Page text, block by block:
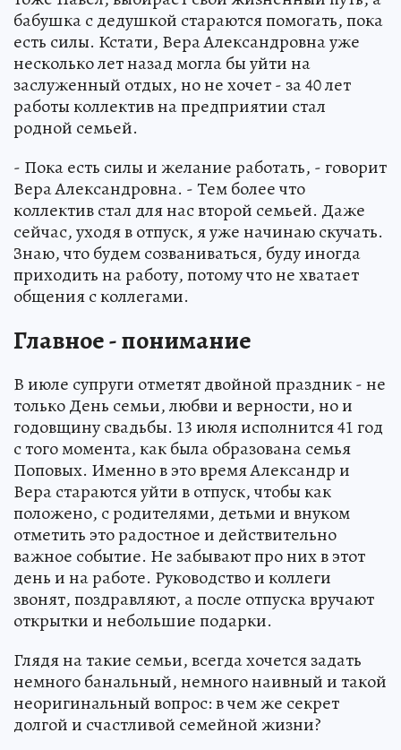
бабушка с дедушкой стараются помогать, пока
есть силы. Кстати, Вера Александровна уже
несколько лет назад могла бы уйти на
заслуженный отдых, но не хочет - за 40 лет
работы коллектив на предприятии стал
родной семьей.
- Пока есть силы и желание работать, - говорит
Вера Александровна. - Тем более что
коллектив стал для нас второй семьей. Даже
сейчас, уходя в отпуск, я уже начинаю скучать.
Знаю, что будем созваниваться, буду иногда
приходить на работу, потому что не хватает
общения с коллегами.
Главное - понимание
В июле супруги отметят двойной праздник - не
только День семьи, любви и верности, но и
годовщину свадьбы. 13 июля исполнится 41 год
с того момента, как была образована семья
Поповых. Именно в это время Александр и
Вера стараются уйти в отпуск, чтобы как
положено, с родителями, детьми и внуком
отметить это радостное и действительно
важное событие. Не забывают про них в этот
день и на работе. Руководство и коллеги
звонят, поздравляют, а после отпуска вручают
открытки и небольшие подарки.
Глядя на такие семьи, всегда хочется задать
немного банальный, немного наивный и такой
неоригинальный вопрос: в чем же секрет
долгой и счастливой семейной жизни?